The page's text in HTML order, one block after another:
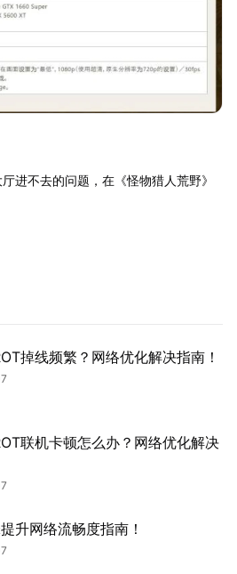
进不去的问题，在《怪物猎人荒野》
掉线频繁？网络优化解决指南！
联机卡顿怎么办？网络优化解决
升网络流畅度指南！